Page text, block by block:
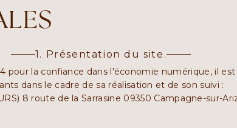
1. Présentation du site.
pour la confiance dans l'économie numérique, il
dans le cadre de sa réalisation et de son suivi :
8 route de la Sarrasine 09350 Campagne-sur-